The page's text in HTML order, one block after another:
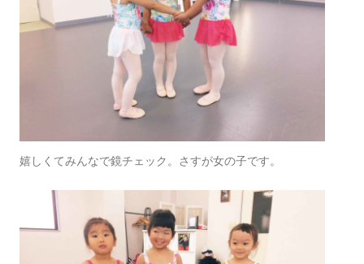
嬉しくてみんなで鏡チェック。さすが女の子です。